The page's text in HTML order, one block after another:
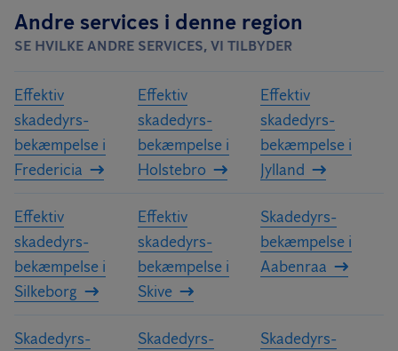
Andre services i denne region
SE HVILKE ANDRE SERVICES, VI TILBYDER
Effektiv
skadedyrs­
bekæmpelse i
Fredericia
Effektiv
skadedyrs­
bekæmpelse i
Holstebro
Effektiv
skadedyrs­
bekæmpelse i
Jylland
Effektiv
skadedyrs­
bekæmpelse i
Silkeborg
Effektiv
skadedyrs­
bekæmpelse i
Skive
Skadedyrs­
bekæmpelse i
Aabenraa
Skadedyrs­
Skadedyrs­
Skadedyrs­